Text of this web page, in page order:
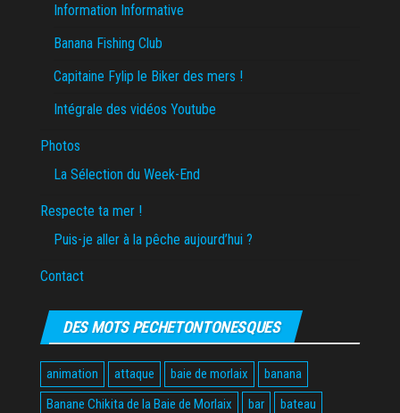
Information Informative
Banana Fishing Club
Capitaine Fylip le Biker des mers !
Intégrale des vidéos Youtube
Photos
La Sélection du Week-End
Respecte ta mer !
Puis-je aller à la pêche aujourd’hui ?
Contact
DES MOTS PECHETONTONESQUES
animation attaque baie de morlaix
banana
Banane Chikita de la Baie de Morlaix
bar
bateau